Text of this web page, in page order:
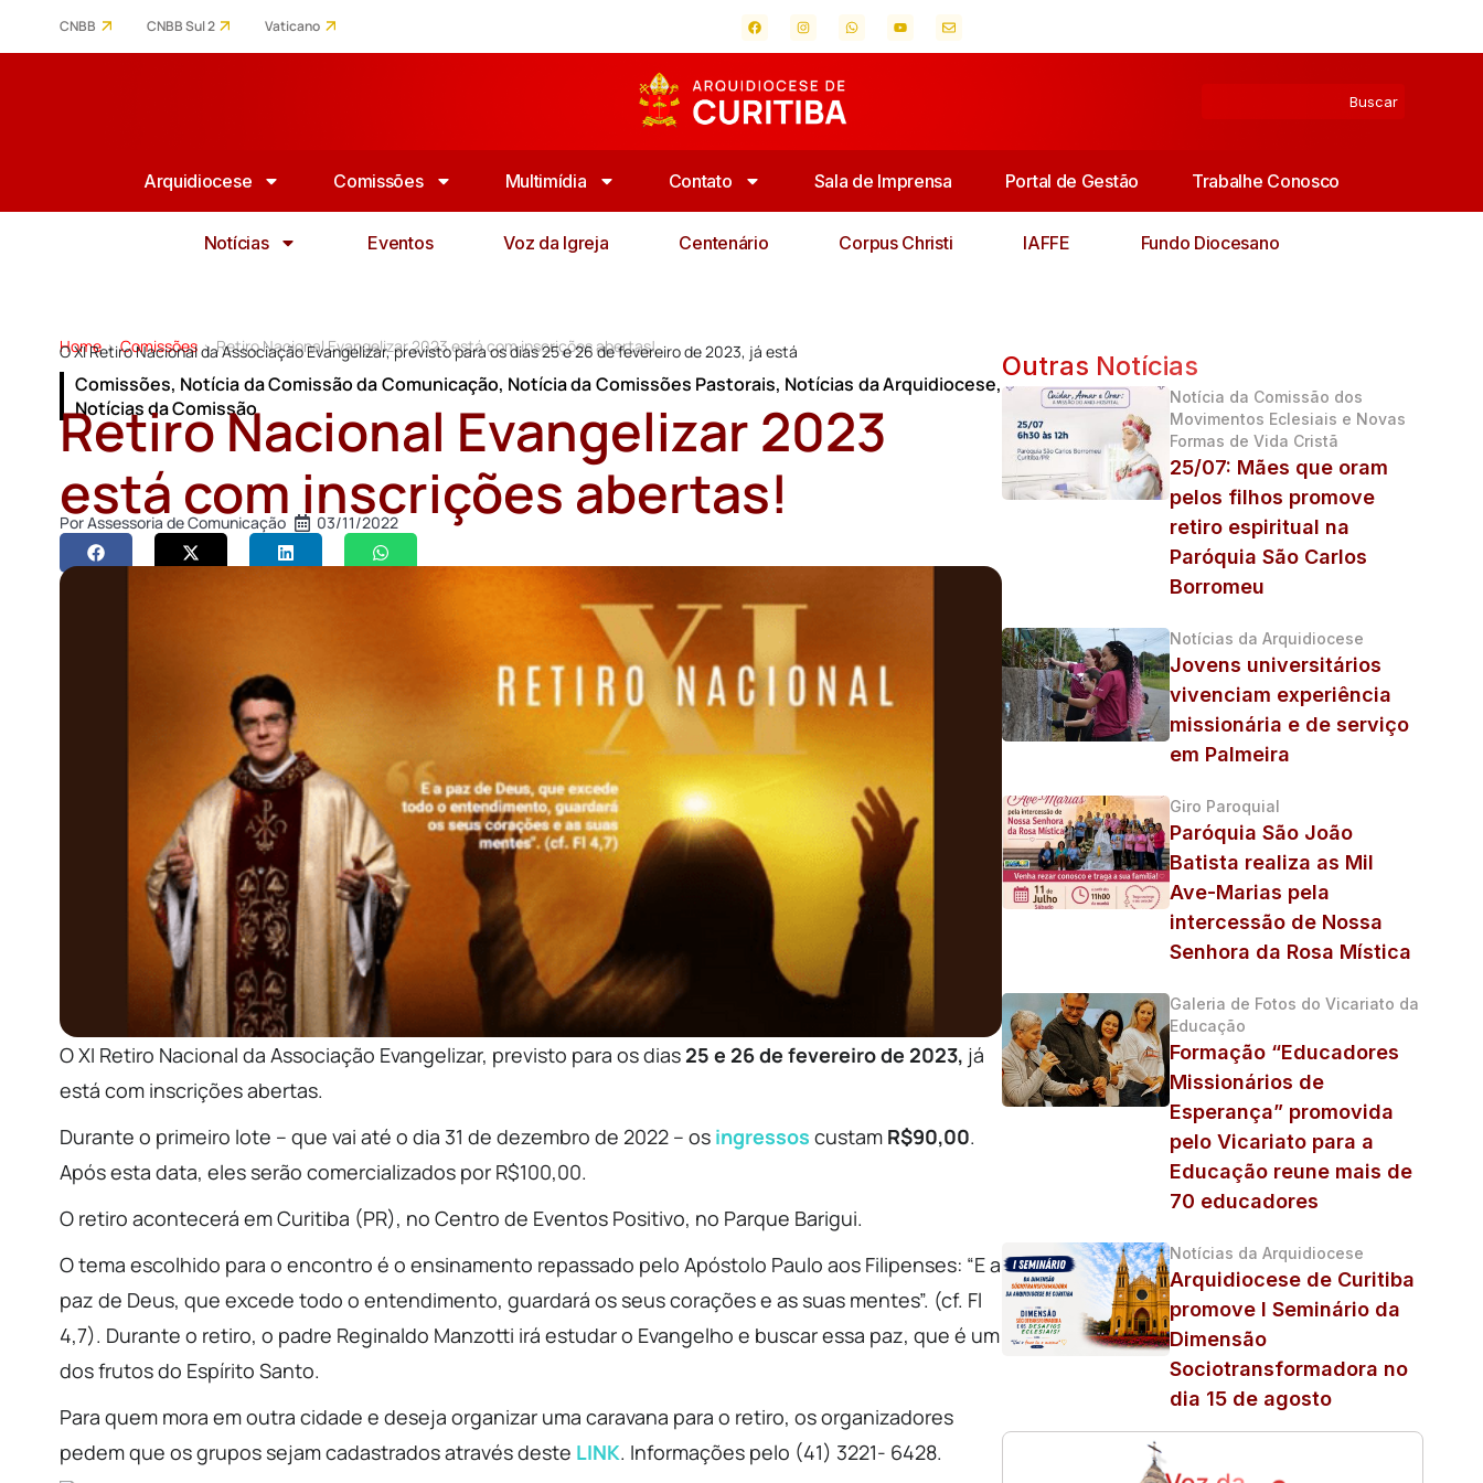
CNBB CNBB Sul 2 Vaticano
Arquidiocese Comissões Multimídia Contato Sala de Imprensa Portal de Gestão Trabalhe Conosco
Notícias Eventos Voz da Igreja Centenário Corpus Christi IAFFE Fundo Diocesano
Home > Comissões > Retiro Nacional Evangelizar 2023 está com inscrições abertas!
O XI Retiro Nacional da Associação Evangelizar, previsto para os dias 25 e 26 de fevereiro de 2023, já está
Comissões, Notícia da Comissão da Comunicação, Notícia da Comissões Pastorais, Notícias da Arquidiocese,
Notícias da Comissão
Retiro Nacional Evangelizar 2023
está com inscrições abertas!
PorAssessoria de Comunicação 03/11/2022
O XI Retiro Nacional da Associação Evangelizar, previsto para os dias 25 e 26 de fevereiro de 2023, já
está com inscrições abertas.
Durante o primeiro lote – que vai até o dia 31 de dezembro de 2022 – os ingressos custam R$90,00.
Após esta data, eles serão comercializados por R$100,00.
O retiro acontecerá em Curitiba (PR), no Centro de Eventos Positivo, no Parque Barigui.
O tema escolhido para o encontro é o ensinamento repassado pelo Apóstolo Paulo aos Filipenses: “E a
paz de Deus, que excede todo o entendimento, guardará os seus corações e as suas mentes”. (cf. Fl
4,7). Durante o retiro, o padre Reginaldo Manzotti irá estudar o Evangelho e buscar essa paz, que é um
dos frutos do Espírito Santo.
Para quem mora em outra cidade e deseja organizar uma caravana para o retiro, os organizadores
pedem que os grupos sejam cadastrados através deste LINK. Informações pelo (41) 3221- 6428.
Outras Notícias
Notícia da Comissão dos
Movimentos Eclesiais e Novas
Formas de Vida Cristã
25/07: Mães que oram
pelos filhos promove
retiro espiritual na
Paróquia São Carlos
Borromeu
Notícias da Arquidiocese
Jovens universitários
vivenciam experiência
missionária e de serviço
em Palmeira
Giro Paroquial
Paróquia São João
Batista realiza as Mil
Ave-Marias pela
intercessão de Nossa
Senhora da Rosa Mística
Galeria de Fotos do Vicariato da
Educação
Formação “Educadores
Missionários de
Esperança” promovida
pelo Vicariato para a
Educação reune mais de
70 educadores
Notícias da Arquidiocese
Arquidiocese de Curitiba
promove I Seminário da
Dimensão
Sociotransformadora no
dia 15 de agosto